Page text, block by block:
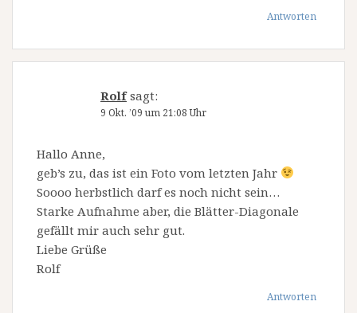
Antworten
Rolf sagt:
9 Okt. ’09 um 21:08 Uhr
Hallo Anne,
geb’s zu, das ist ein Foto vom letzten Jahr
Soooo herbstlich darf es noch nicht sein…
Starke Aufnahme aber, die Blätter-Diagonale
gefällt mir auch sehr gut.
Liebe Grüße
Rolf
Antworten